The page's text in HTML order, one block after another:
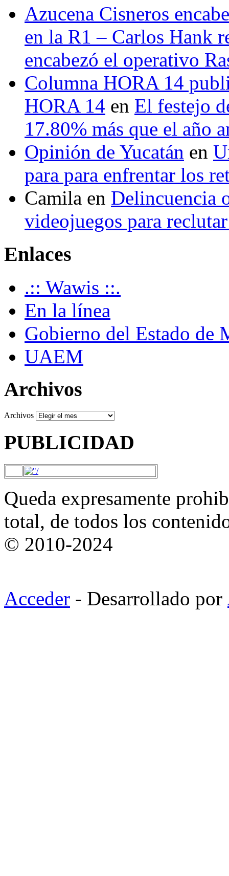
Azucena Cisneros
en la R1 – Carlos Hank
encabezó el operativo
Columna HORA 14
HORA 14 en El festejo
17.80% más que el año
Opinión de Yucatán en
para para enfrentar los
Camila en Delincuencia
videojuegos para
Enlaces
.:: Wawis ::.
En la línea
Gobierno del Estado de
UAEM
Archivos
Archivos
PUBLICIDAD
Queda expresamente
total, de todos los
© 2010-2024
Acceder - Desarrollado por